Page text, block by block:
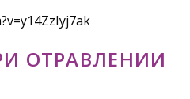
ОТРАВЛЕНИИ